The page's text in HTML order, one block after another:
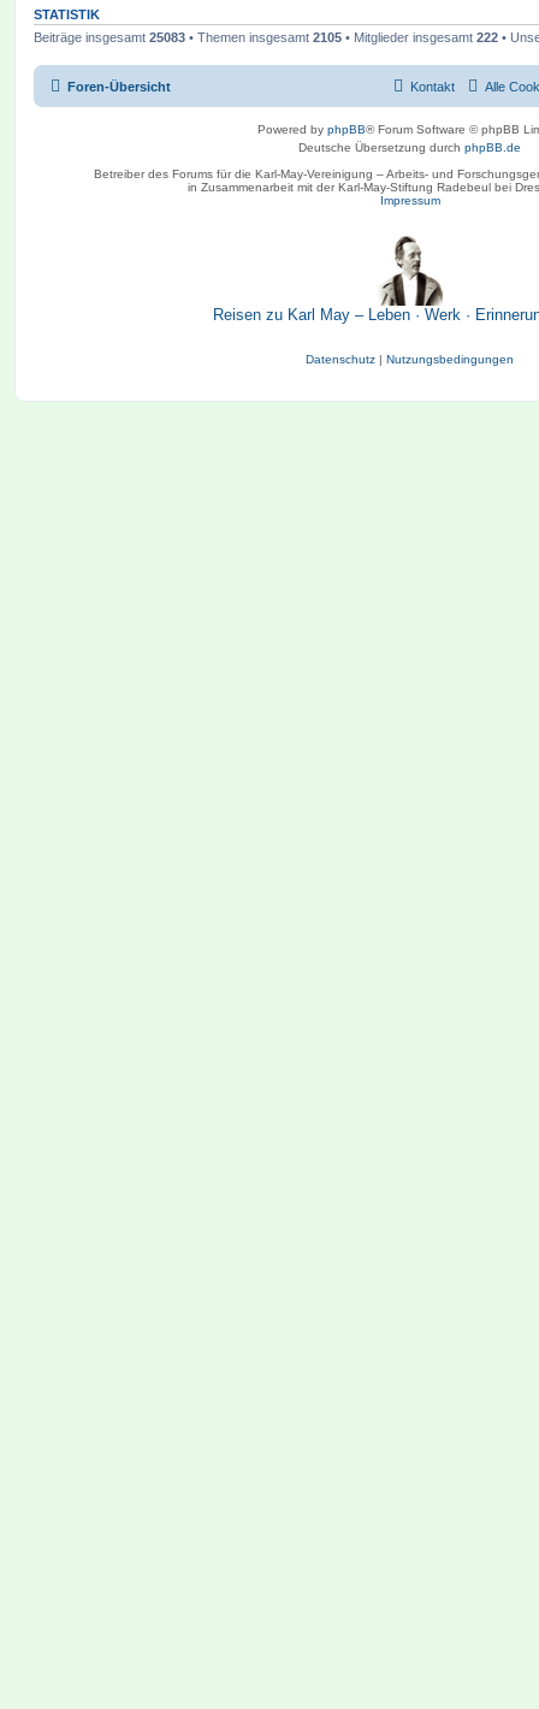
STATISTIK
Beiträge insgesamt 25083 • Themen insgesamt 2105 • Mitglieder insgesamt 222 •
Foren-Übersicht Alle
Kontakt
Powered by phpBB® Forum Software © phpBB
Deutsche Übersetzung durch phpBB.de
Betreiber des Forums für die Karl-May-Vereinigung – Arbeits- und
in Zusammenarbeit mit der Karl-May-Stiftung Radebeul bei
Impressum
Reisen zu Karl May – Leben · Werk ·
Datenschutz Nutzungsbedingungen